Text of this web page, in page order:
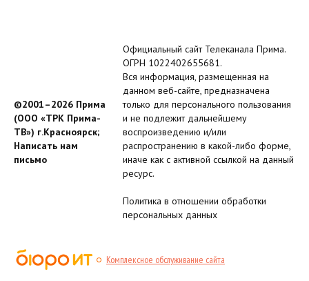
©2001–2026 Прима
(ООО «ТРК Прима-
ТВ») г.Красноярск;
Написать нам
письмо
Официальный сайт Телеканала Прима.
ОГРН 1022402655681.
Вся информация, размещенная на
данном веб-сайте, предназначена
только для персонального пользования
и не подлежит дальнейшему
воспроизведению и/или
распространению в какой-либо форме,
иначе как с активной ссылкой на данный
ресурс.
Политика в отношении обработки
персональных данных
Комплексное обслуживание сайта